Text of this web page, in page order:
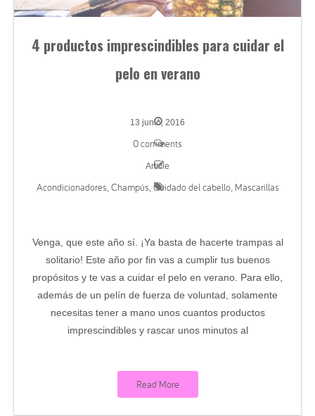
4 productos imprescindibles para cuidar el
pelo en verano
13 junio, 2016
0 comments
Article
Acondicionadores, Champús, Cuidado del cabello, Mascarillas
Venga, que este año sí. ¡Ya basta de hacerte trampas al
solitario! Este año por fin vas a cumplir tus buenos
propósitos y te vas a cuidar el pelo en verano. Para ello,
además de un pelín de fuerza de voluntad, solamente
necesitas tener a mano unos cuantos productos
imprescindibles y rascar unos minutos al
Read More